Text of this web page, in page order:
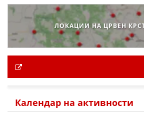
ЛОКАЦИИ НА ЦРВЕН
Календар на активности